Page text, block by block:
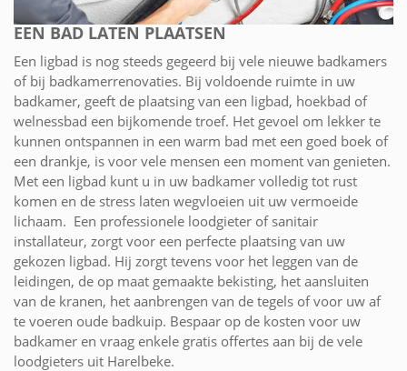
EEN BAD LATEN PLAATSEN
Een ligbad is nog steeds gegeerd bij vele nieuwe badkamers
of bij badkamerrenovaties. Bij voldoende ruimte in uw
badkamer, geeft de plaatsing van een ligbad, hoekbad of
welnessbad een bijkomende troef. Het gevoel om lekker te
kunnen ontspannen in een warm bad met een goed boek of
een drankje, is voor vele mensen een moment van genieten.
Met een ligbad kunt u in uw badkamer volledig tot rust
komen en de stress laten wegvloeien uit uw vermoeide
lichaam. Een professionele loodgieter of sanitair
installateur, zorgt voor een perfecte plaatsing van uw
gekozen ligbad. Hij zorgt tevens voor het leggen van de
leidingen, de op maat gemaakte bekisting, het aansluiten
van de kranen, het aanbrengen van de tegels of voor uw af
te voeren oude badkuip. Bespaar op de kosten voor uw
badkamer en vraag enkele gratis offertes aan bij de vele
loodgieters uit Harelbeke.